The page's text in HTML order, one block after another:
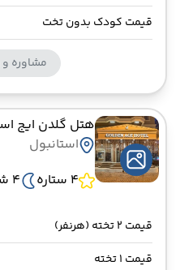
قیمت کودک بدون تخت
مشاوره و
هتل گلدن ایج
استانبول
4 ستاره
4 شب
قیمت 2 تخته (هرنفر)
قیمت 1 تخته